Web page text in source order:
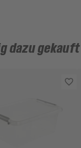
dazu gekauft